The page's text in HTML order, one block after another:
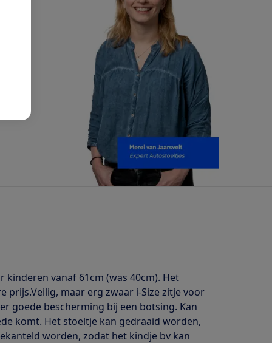
kinderen vanaf 61cm (was 40cm). Het
maar erg zwaar i-Size zitje voor
goede bescherming bij een botsing. Kan
komt. Het stoeltje kan gedraaid worden,
worden, zodat het kindje bv kan